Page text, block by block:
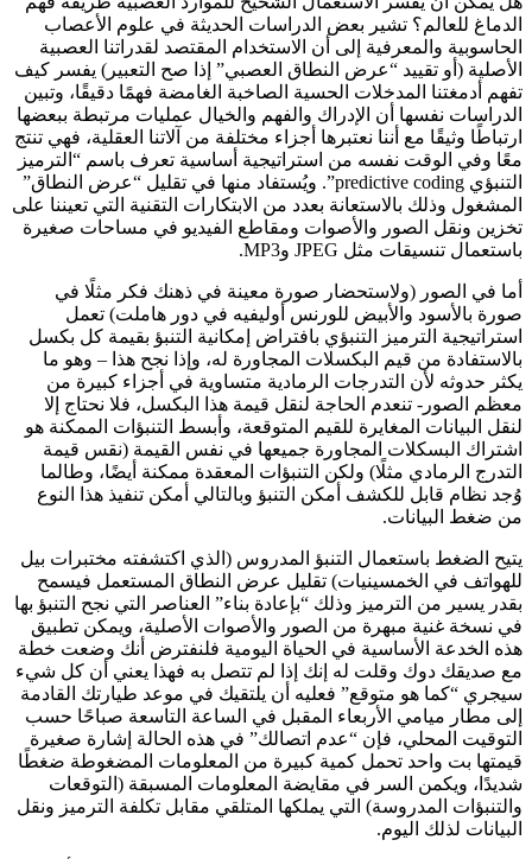
الدماغ للعالم؟ تشير بعض الدراسات الحديثة في علوم الأعصاب
الحاسوبية والمعرفية إلى أن الاستخدام المقتصد لقدراتنا العصبية
الأصلية (أو تقييد “عرض النطاق العصبي” إذا صح التعبير) يفسر كيف
تفهم أدمغتنا المدخلات الحسية الصاخبة الغامضة فهمًا دقيقًا، وتبين
الدراسات نفسها أن الإدراك والفهم والخيال عمليات مرتبطة ببعضها
ارتباطًا وثيقًا مع أننا نعتبرها أجزاء مختلفة من آلاتنا العقلية، فهي تنتج
معًا وفي الوقت نفسه من استراتيجية أساسية تعرف باسم “الترميز
التنبؤي predictive coding”. ويُستفاد منها في تقليل “عرض النطاق”
المشغول وذلك بالاستعانة بعدد من الابتكارات التقنية التي تعيننا على
تخزين ونقل الصور والأصوات ومقاطع الفيديو في مساحات صغيرة
باستعمال تنسيقات مثل JPEG وMP3.
أما في الصور (ولاستحضار صورة معينة في ذهنك فكر مثلًا في
صورة بالأسود والأبيض للورنس أوليفيه في دور هاملت) تعمل
استراتيجية الترميز التنبؤي بافتراض إمكانية التنبؤ بقيمة كل بكسل
بالاستفادة من قيم البكسلات المجاورة له، وإذا نجح هذا – وهو ما
يكثر حدوثه لأن التدرجات الرمادية متساوية في أجزاء كبيرة من
معظم الصور- تنعدم الحاجة لنقل قيمة هذا البكسل، فلا نحتاج إلا
لنقل البيانات المغايرة للقيم المتوقعة، وأبسط التنبؤات الممكنة هو
اشتراك البسكلات المجاورة جميعها في نفس القيمة (نقس قيمة
التدرج الرمادي مثلًا) ولكن التنبؤات المعقدة ممكنة أيضًا، وطالما
وُجد نظام قابل للكشف أمكن التنبؤ وبالتالي أمكن تنفيذ هذا النوع
من ضغط البيانات.
يتيح الضغط باستعمال التنبؤ المدروس (الذي اكتشفته مختبرات بيل
للهواتف في الخمسينيات) تقليل عرض النطاق المستعمل فيسمح
بقدر يسير من الترميز وذلك “بإعادة بناء” العناصر التي نجح التنبؤ بها
في نسخة غنية مبهرة من الصور والأصوات الأصلية، ويمكن تطبيق
هذه الخدعة الأساسية في الحياة اليومية فلنفترض أنك وضعت خطة
مع صديقك دوك وقلت له إنك إذا لم تتصل به فهذا يعني أن كل شيء
سيجري “كما هو متوقع” فعليه أن يلتقيك في موعد طيارتك القادمة
إلى مطار ميامي الأربعاء المقبل في الساعة التاسعة صباحًا حسب
التوقيت المحلي، فإن “عدم اتصالك” في هذه الحالة إشارة صغيرة
قيمتها بت واحد تحمل كمية كبيرة من المعلومات المضغوطة ضغطًا
شديدًا، ويكمن السر في مقايضة المعلومات المسبقة (التوقعات
والتنبؤات المدروسة) التي يملكها المتلقي مقابل تكلفة الترميز ونقل
البيانات لذلك اليوم.